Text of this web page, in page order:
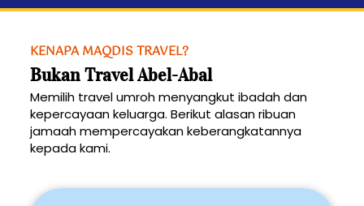
KENAPA MAQDIS TRAVEL?
Bukan Travel Abel-Abal
Memilih travel umroh menyangkut ibadah dan
kepercayaan keluarga. Berikut alasan ribuan
jamaah mempercayakan keberangkatannya
kepada kami.